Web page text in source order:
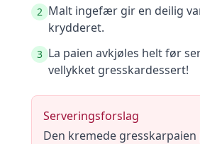
2 Malt ingefær gir en deilig
krydderet.
3 La paien avkjøles helt før
vellykket gresskardessert!
Serveringsforslag
Den kremede